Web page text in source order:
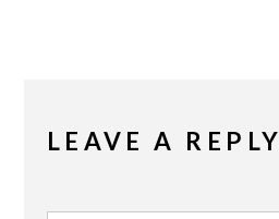
LEAVE A REPLY